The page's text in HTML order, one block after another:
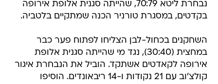
נבחרת ליטא 70:79, שהייתה סגנית אלופת אירופה
בקדטים, במסגרת טורניר הכנה שמתקיים בלטביה.
השחקנים בכחול-לבן הצליחו לפתוח פער כבר
במחצית (30:40), נגד מי שהייתה סגנית אלופת
אירופה לקאדטים אשתקד. הוביל את הנבחרת איגור
קולצ'וב עם 21 נקודות ו-14 ריבאונדים. הוסיפו